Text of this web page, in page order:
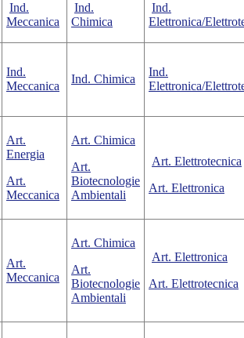
Ind.
Meccanica
Ind.
Chimica
Ind.
Elettronica/
Ind.
Meccanica
Ind. Chimica
Ind.
Elettronica/
Art.
Energia
Art.
Meccanica
Art. Chimica
Art.
Biotecnologie
Ambientali
Art. Elettrotecnica
Art. Elettronica
Art.
Meccanica
Art. Chimica
Art.
Biotecnologie
Ambientali
Art. Elettronica
Art. Elettrotecnica